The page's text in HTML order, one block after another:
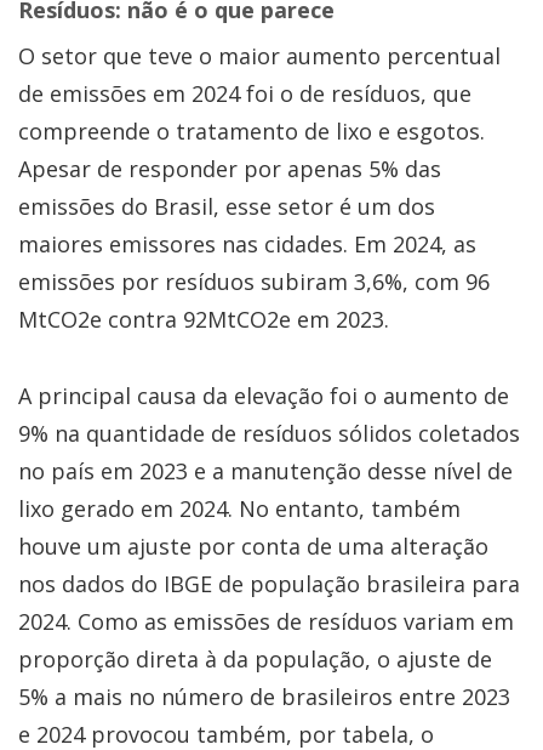
Resíduos: não é o que parece
O setor que teve o maior aumento percentual
de emissões em 2024 foi o de resíduos, que
compreende o tratamento de lixo e esgotos.
Apesar de responder por apenas 5% das
emissões do Brasil, esse setor é um dos
maiores emissores nas cidades. Em 2024, as
emissões por resíduos subiram 3,6%, com 96
MtCO2e contra 92MtCO2e em 2023.
A principal causa da elevação foi o aumento de
9% na quantidade de resíduos sólidos coletados
no país em 2023 e a manutenção desse nível de
lixo gerado em 2024. No entanto, também
houve um ajuste por conta de uma alteração
nos dados do IBGE de população brasileira para
2024. Como as emissões de resíduos variam em
proporção direta à da população, o ajuste de
5% a mais no número de brasileiros entre 2023
e 2024 provocou também, por tabela, o